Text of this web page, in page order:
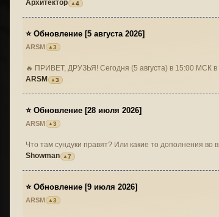
Архитектор
4
⭐ Обновление [5 августа 2026]
ARSM 3
🔥 ПРИВЕТ, ДРУЗЬЯ! Сегодня (5 августа)
ARSM
3
⭐ Обновление [28 июля 2026]
ARSM
3
Что там сундуки правят? Или какие то дополнения во
Showman
7
⭐ Обновление [9 июля 2026]
ARSM 3